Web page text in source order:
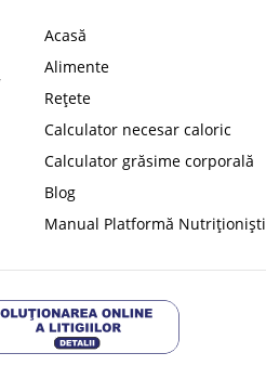
Acasă
Alimente
Rețete
Calculator necesar caloric
Calculator grăsime corporală
Blog
Manual Platformă Nutriționiști